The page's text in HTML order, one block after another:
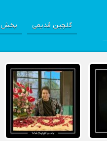
گلچین قدیمی پخش